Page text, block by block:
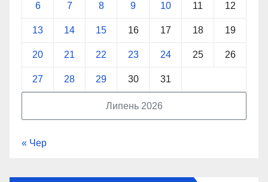
Липень 2026
6 7 8 9 10 11 12
13 14 15 16 17 18 19
20 21 22 23 24 25 26
27 28 29 30 31
« Чер